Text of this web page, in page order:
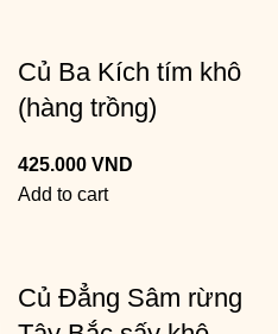
Củ Ba Kích tím khô
(hàng trồng)
425.000 VND
Add to cart
Củ Đẳng Sâm rừng